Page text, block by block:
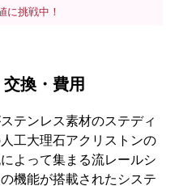
に挑戦中！
換・費用
テンレス素材のステディ
工大理石アクリストンの
よって集まる流レールシ
機能が搭載されたシステ